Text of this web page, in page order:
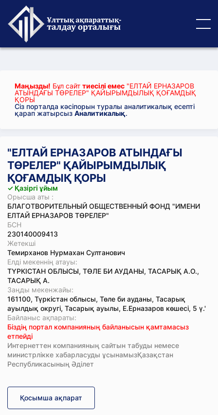
Маңызды! Бұл сайт тиесілі емес "ЕЛТАЙ ЕРНАЗАРОВ
АТЫНДАҒЫ ТӨРЕЛЕР" ҚАЙЫРЫМДЫЛЫҚ ҚОҒАМДЫҚ
ҚОРЫ
Сіз порталда кәсіпорын туралы аналитикалық есепті
қарап жатырсыз Аналитикалық.
"ЕЛТАЙ ЕРНАЗАРОВ АТЫНДАҒЫ
ТӨРЕЛЕР" ҚАЙЫРЫМДЫЛЫҚ
ҚОҒАМДЫҚ ҚОРЫ
✓ Қазіргі ұйым
Орысша аты :
БЛАГОТВОРИТЕЛЬНЫЙ ОБЩЕСТВЕННЫЙ ФОНД "ИМЕНИ
ЕЛТАЙ ЕРНАЗАРОВ ТӨРЕЛЕР"
БСН
230140009413
Жетекші
Темирханов Нурмахан Султанович
Елді мекеннің атауы:
ТҮРКІСТАН ОБЛЫСЫ, ТӨЛЕ БИ АУДАНЫ, ТАСАРЫҚ А.О.,
ТАСАРЫҚ А.
Заңды мекенжайы:
161100, Түркістан облысы, Төле би ауданы, Тасарық
ауылдық округі, Тасарық ауылы, Е.Ерназаров көшесі, 5 ү.'
Байланыс ақпараты:
Біздің портал компанияның байланысын қамтамасыз
етпейді
Интернеттен компанияның сайтын табуды немесе
министрлікке хабарласуды ұсынамызҚазақстан
Республикасының Әділет
Қосымша ақпарат